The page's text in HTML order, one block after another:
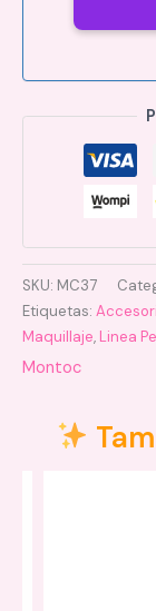
SKU: MC37
Etiquetas:
Maquillaje, Linea
Montoc